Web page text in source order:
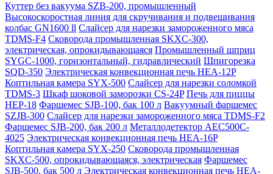
Куттер без вакуума SZB-200, промышленный
Высокоскоростная линия для скручивания и подвешивания
колбас GN1600 ll Слайсер для нарезки замороженного мяса
TDMS-F4 Сковорода промышленная SKXC-300,
электрическая, опрокидывающаяся Промышленный шприц
SYGC-1000, горизонтальный, гидравлический Шпигорезка
SQD-350 Электрическая конвекционная печь HEA-12P
Коптильная камера SYX-500 Слайсер для нарезки соломкой
TDMS-3 Шкаф шоковой заморозки CS-24P Печь для пиццы
HEP-18 Фаршемес SJB-100, бак 100 л Вакуумный фаршемес
SZJB-300 Слайсер для нарезки замороженного мяса TDMS-F2
Фаршемес SJB-200, бак 200 л Металлодетектор AEC500C-
4025 Электрическая конвекционная печь HEA-16P
Коптильная камера SYX-250 Сковорода промышленная
SKXC-500, опрокидывающаяся, электрическая Фаршемес
SJB-500, бак 500 л Электрическая конвекционная печь HEA-